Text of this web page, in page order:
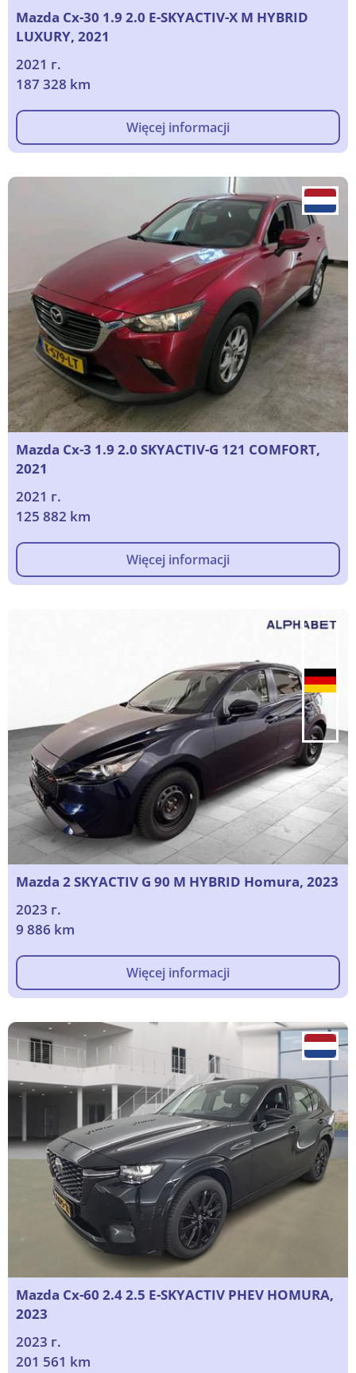
Mazda Cx-30 1.9 2.0 E-SKYACTIV-X M HYBRID
LUXURY, 2021
2021 г.
187 328 km
Więcej informacji
Mazda Cx-3 1.9 2.0 SKYACTIV-G 121 COMFORT,
2021
2021 г.
125 882 km
Więcej informacji
Mazda 2 SKYACTIV G 90 M HYBRID Homura, 2023
2023 г.
9 886 km
Więcej informacji
Mazda Cx-60 2.4 2.5 E-SKYACTIV PHEV HOMURA,
2023
2023 г.
201 561 km